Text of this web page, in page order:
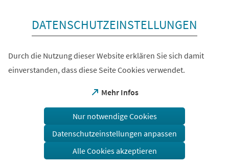
DATENSCHUTZEINSTELLUNGEN
Durch die Nutzung dieser Website erklären Sie sich damit
einverstanden, dass diese Seite Cookies verwendet.
Mehr Infos
(Öffnet
einem
Tab)
Nur notwendige Cookies
Datenschutzeinstellungen anpassen
Alle Cookies akzeptieren